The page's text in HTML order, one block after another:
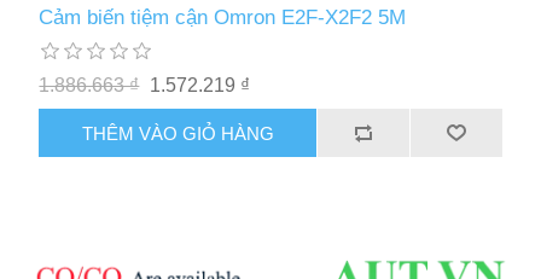
Cảm biến tiệm cận Omron E2F-X2F2 5M
1.886.663 ₫ 1.572.219 ₫
THÊM VÀO GIỎ HÀNG